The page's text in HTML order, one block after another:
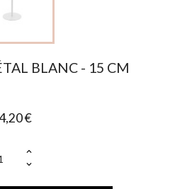
BLANC - 15 CM
€